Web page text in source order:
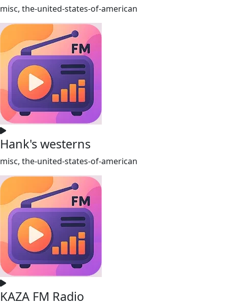
misc, the-united-states-of-american
Hank's westerns
misc, the-united-states-of-american
KAZA FM Radio